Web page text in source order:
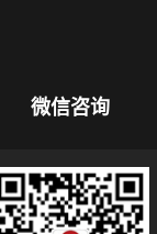
微信咨询